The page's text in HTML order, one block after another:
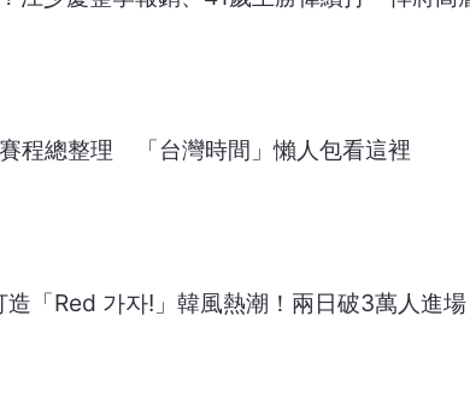
程總整理 「台灣時間」懶人包看這裡
「Red 가자!」韓風熱潮！兩日破3萬人進場